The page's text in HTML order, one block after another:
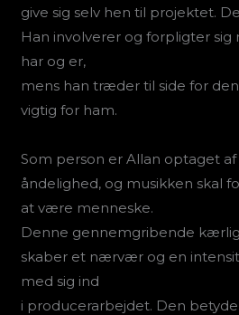
give sig selv hen til projektet.
Han involverer og forpligter sig
har og er,
mens han træder til side for
vigtig for ham.
Som person er Allan optaget
åndelighed, og musikken skal
at være menneske.
Denne gennemgribende
skaber et nærvær og en
med sig ind
i producerarbejdet. Den